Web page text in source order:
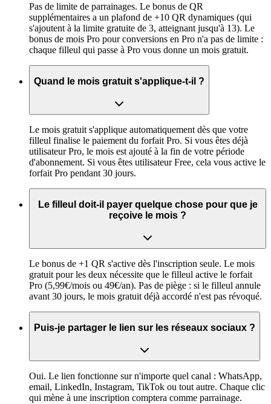
Pas de limite de parrainages. Le bonus de QR
supplémentaires a un plafond de +10 QR dynamiques (qui
s'ajoutent à la limite gratuite de 3, atteignant jusqu'à 13). Le
bonus de mois Pro pour conversions en Pro n'a pas de limite :
chaque filleul qui passe à Pro vous donne un mois gratuit.
Quand le mois gratuit s'applique-t-il ?
Le mois gratuit s'applique automatiquement dès que votre
filleul finalise le paiement du forfait Pro. Si vous êtes déjà
utilisateur Pro, le mois est ajouté à la fin de votre période
d'abonnement. Si vous êtes utilisateur Free, cela vous active le
forfait Pro pendant 30 jours.
Le filleul doit-il payer quelque chose pour que je
reçoive le mois ?
Le bonus de +1 QR s'active dès l'inscription seule. Le mois
gratuit pour les deux nécessite que le filleul active le forfait
Pro (5,99€/mois ou 49€/an). Pas de piège : si le filleul annule
avant 30 jours, le mois gratuit déjà accordé n'est pas révoqué.
Puis-je partager le lien sur les réseaux sociaux ?
Oui. Le lien fonctionne sur n'importe quel canal : WhatsApp,
email, LinkedIn, Instagram, TikTok ou tout autre. Chaque clic
qui mène à une inscription comptera comme parrainage.